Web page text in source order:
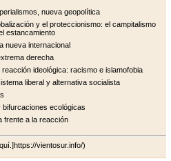
nueva geopolítica
y el proteccionismo: el campitalismo
estancamiento
nueva internacional
derecha
reacción ideológica: racismo e islamofobia
liberal y alternativa socialista
bifurcaciones ecológicas
frente a la reacción
vientosur.info/)